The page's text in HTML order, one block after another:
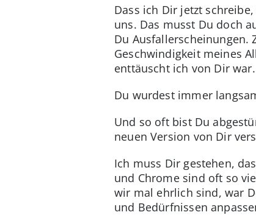
Dass ich Dir jetzt
uns. Das musst Du doch
Du
Geschwindigkeit meines
enttäuscht ich von Dir war.
Du wurdest immer
Und so oft bist Du
neuen Version von Dir
Ich muss Dir gestehen,
und Chrome sind oft so
wir mal ehrlich sind, war
und Bedürfnissen